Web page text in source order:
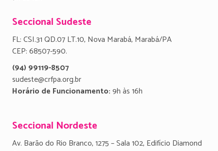
Seccional Sudeste
FL: CSI.31 QD.07 LT.10, Nova Marabá, Marabá/PA
CEP: 68507-590.
(94) 99119-8507
sudeste@crfpa.org.br
Horário de Funcionamento:9h às 16h
Seccional Nordeste
Av. Barão do Rio Branco, 1275 – Sala 102, Edifício Diamond